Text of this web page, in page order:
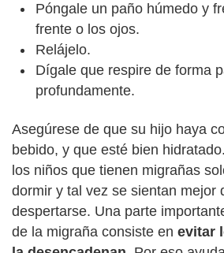
Póngale un paño húmedo y
frente o los ojos.
Relájelo.
Dígale que respire de forma
profundamente.
Asegúrese de que su hijo haya
bebido, y que esté bien
los niños que tienen migrañas
dormir y tal vez se sientan mejor
despertarse. Una parte
de la migraña consiste en evitar